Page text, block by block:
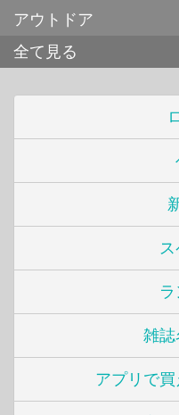
アウトドア
全て見る
雑誌
アプリで